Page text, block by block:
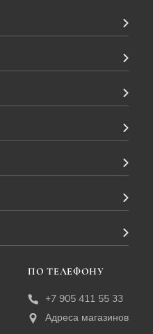
ПО ТЕЛЕФОНУ
+7 905 411 55 33
Адреса магазинов